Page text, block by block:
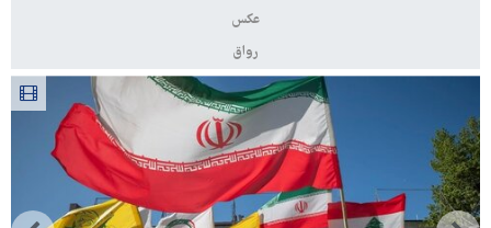
عکس
رواق